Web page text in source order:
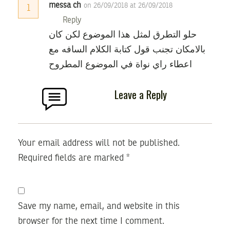
1 messa ch on 26/09/2018 at 26/09/2018
Reply
حلو التطرق لمثل هذا الموضوع لكن كان
بالامكان تجنب قول كتابة الكلام السافه مع
اعطاء راي نواة في الموضوع المطروح
Leave a Reply
Your email address will not be published.
Required fields are marked *
Save my name, email, and website in this
browser for the next time I comment.